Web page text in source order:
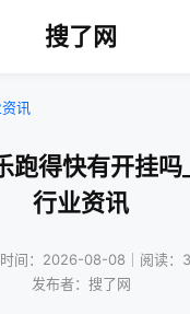
搜了网
讯
跑得快有开挂
行业资讯
间：2026-08-08｜阅读：3
发布者：搜了网